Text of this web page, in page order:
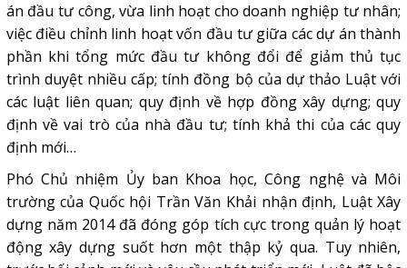
án đầu tư công, vừa linh hoạt cho doanh nghiệp tư nhân;
việc điều chỉnh linh hoạt vốn đầu tư giữa các dự án thành
phần khi tổng mức đầu tư không đổi để giảm thủ tục
trình duyệt nhiều cấp; tính đồng bộ của dự thảo Luật với
các luật liên quan; quy định về hợp đồng xây dựng; quy
định về vai trò của nhà đầu tư; tính khả thi của các quy
định mới…
Phó Chủ nhiệm Ủy ban Khoa học, Công nghệ và Môi
trường của Quốc hội Trần Văn Khải nhận định, Luật Xây
dựng năm 2014 đã đóng góp tích cực trong quản lý hoạt
động xây dựng suốt hơn một thập kỷ qua. Tuy nhiên,